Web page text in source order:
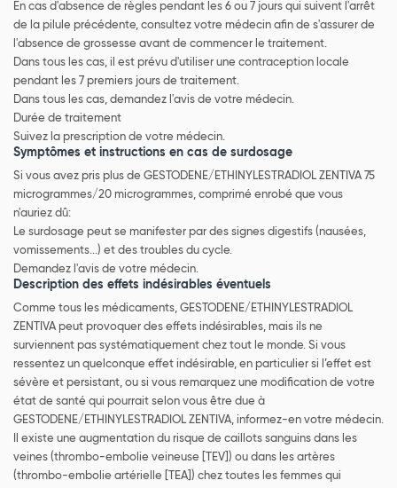
En cas d'absence de règles pendant les 6 ou 7 jours qui suivent l'arrêt
de la pilule précédente, consultez votre médecin afin de s'assurer de
l'absence de grossesse avant de commencer le traitement.
Dans tous les cas, il est prévu d'utiliser une contraception locale
pendant les 7 premiers jours de traitement.
Dans tous les cas, demandez l'avis de votre médecin.
Durée de traitement
Suivez la prescription de votre médecin.
Symptômes et instructions en cas de surdosage
Si vous avez pris plus de GESTODENE/ETHINYLESTRADIOL ZENTIVA 75
microgrammes/20 microgrammes, comprimé enrobé que vous
n'auriez dû:
Le surdosage peut se manifester par des signes digestifs (nausées,
vomissements...) et des troubles du cycle.
Demandez l'avis de votre médecin.
Description des effets indésirables éventuels
Comme tous les médicaments, GESTODENE/ETHINYLESTRADIOL
ZENTIVA peut provoquer des effets indésirables, mais ils ne
surviennent pas systématiquement chez tout le monde. Si vous
ressentez un quelconque effet indésirable, en particulier si l’effet est
sévère et persistant, ou si vous remarquez une modification de votre
état de santé qui pourrait selon vous être due à
GESTODENE/ETHINYLESTRADIOL ZENTIVA, informez-en votre médecin.
Il existe une augmentation du risque de caillots sanguins dans les
veines (thrombo-embolie veineuse [TEV]) ou dans les artères
(thrombo-embolie artérielle [TEA]) chez toutes les femmes qui